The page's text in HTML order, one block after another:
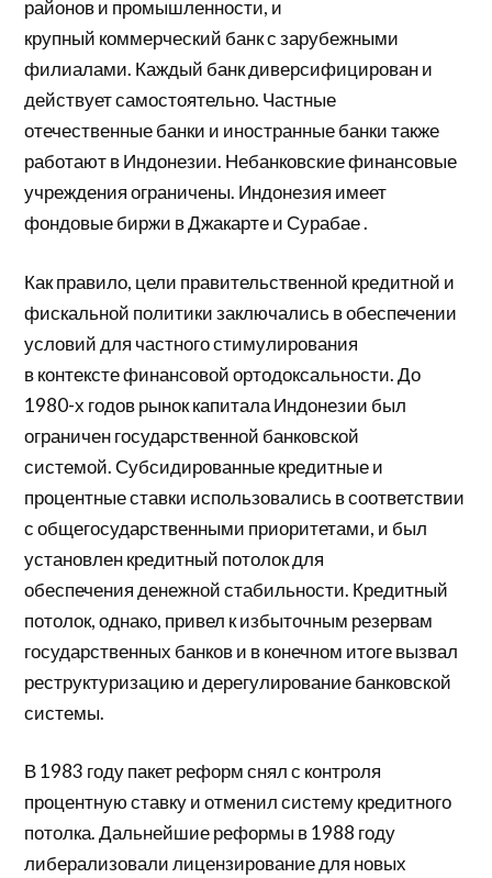
районов и промышленности, и
крупный коммерческий банкс зарубежными
филиалами. Каждый банк диверсифицирован и
действует самостоятельно. Частные
отечественные банки и иностранные банки также
работают в Индонезии. Небанковские финансовые
учреждения ограничены. Индонезия имеет
фондовые биржи в Джакарте иСурабае.
Как правило, цели правительственной кредитной и
фискальной политики заключались в обеспечении
условий для частного стимулирования
вконтекстефинансовой ортодоксальности. До
1980-х годов рынок капитала Индонезии был
ограничен государственной банковской
системой. Субсидированные кредитные и
процентные ставки использовались в соответствии
с общегосударственными приоритетами, и был
установлен кредитный потолок для
обеспечения денежнойстабильности. Кредитный
потолок, однако, привел к избыточным резервам
государственных банков и в конечном итоге вызвал
реструктуризацию и дерегулирование банковской
системы.
В 1983 году пакет реформ снял с контроля
процентную ставку и отменил систему кредитного
потолка. Дальнейшие реформы в 1988 году
либерализовали лицензирование для новых